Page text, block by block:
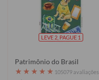
LEVE 2, PAGUE 1
Patrimônio do Brasil
★ ★ ★ ★ ★ 105079 avaliações